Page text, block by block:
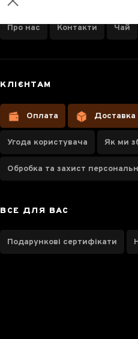
Kamjove
767, 600
Відгуки чаєманів
Про нас Контакти Чай
КЛІЄНТАМ
Оплата Доставка
Угода користувача Як ми
Обробка та захист
ВСЕ ДЛЯ ВАС
Подарункові сертифікати